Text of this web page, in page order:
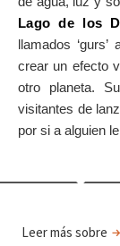
Lago de los
llamados
crear un efecto
otro planeta.
visitantes de
por si a alguien
Leer más sobre